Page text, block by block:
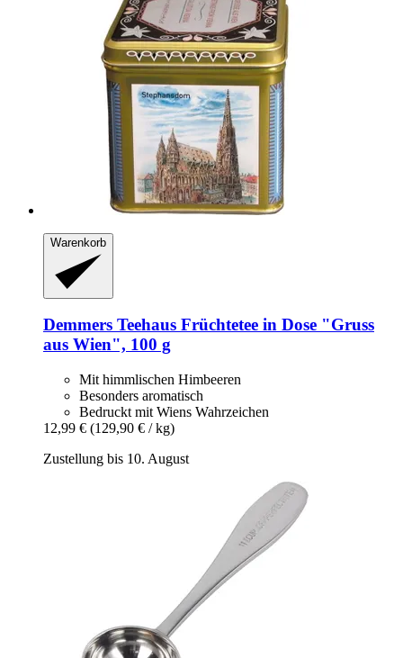
Warenkorb
Demmers Teehaus Früchtetee in Dose "Gruss
aus Wien", 100 g
Mit himmlischen Himbeeren
Besonders aromatisch
Bedruckt mit Wiens Wahrzeichen
12,99 € (129,90 € / kg)
Zustellung bis 10. August